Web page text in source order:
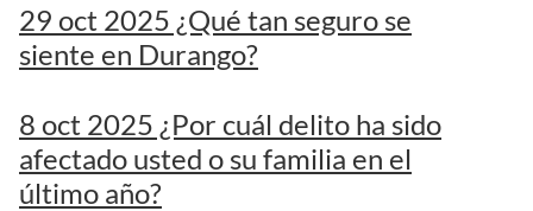
29 oct 2025 ¿Qué tan seguro se
siente en Durango?
8 oct 2025 ¿Por cuál delito ha sido
afectado usted o su familia en el
último año?